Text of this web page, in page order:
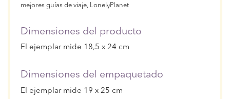
mejores guías de viaje, LonelyPlanet
Dimensiones del producto
El ejemplar mide 18,5 x 24 cm
Dimensiones del empaquetado
El ejemplar mide 19 x 25 cm